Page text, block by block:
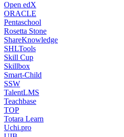
Open edX
ORACLE
Pentaschool
Rosetta Stone
ShareKnowledge
SHLTools
Skill Cup
Skillbox
Smart-Child
SSW
TalentLMS
Teachbase
TOP
Totara Learn
Uchi.pro